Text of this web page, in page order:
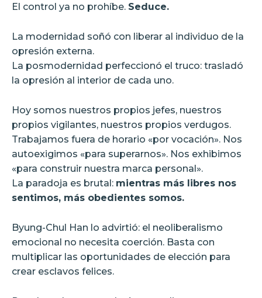
El control ya no prohíbe. Seduce.
La modernidad soñó con liberar al individuo de la
opresión externa.
La posmodernidad perfeccionó el truco: trasladó
la opresión al interior de cada uno.
Hoy somos nuestros propios jefes, nuestros
propios vigilantes, nuestros propios verdugos.
Trabajamos fuera de horario «por vocación». Nos
autoexigimos «para superarnos». Nos exhibimos
«para construir nuestra marca personal».
La paradoja es brutal: mientras más libres nos
sentimos, más obedientes somos.
Byung-Chul Han lo advirtió: el neoliberalismo
emocional no necesita coerción. Basta con
multiplicar las oportunidades de elección para
crear esclavos felices.